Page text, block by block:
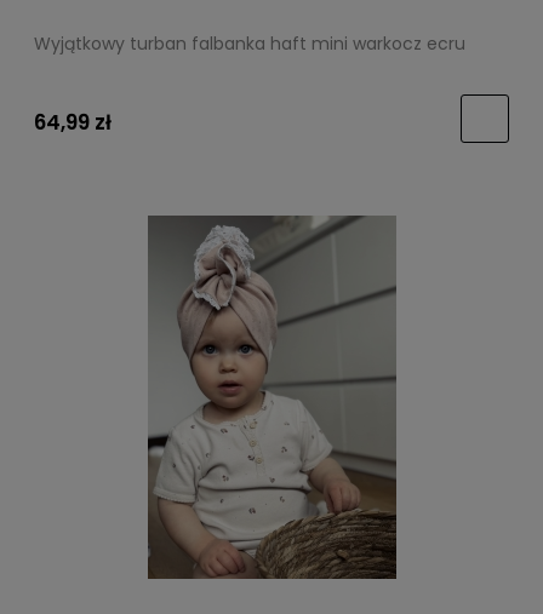
Wyjątkowy turban falbanka haft mini warkocz ecru
64,99 zł